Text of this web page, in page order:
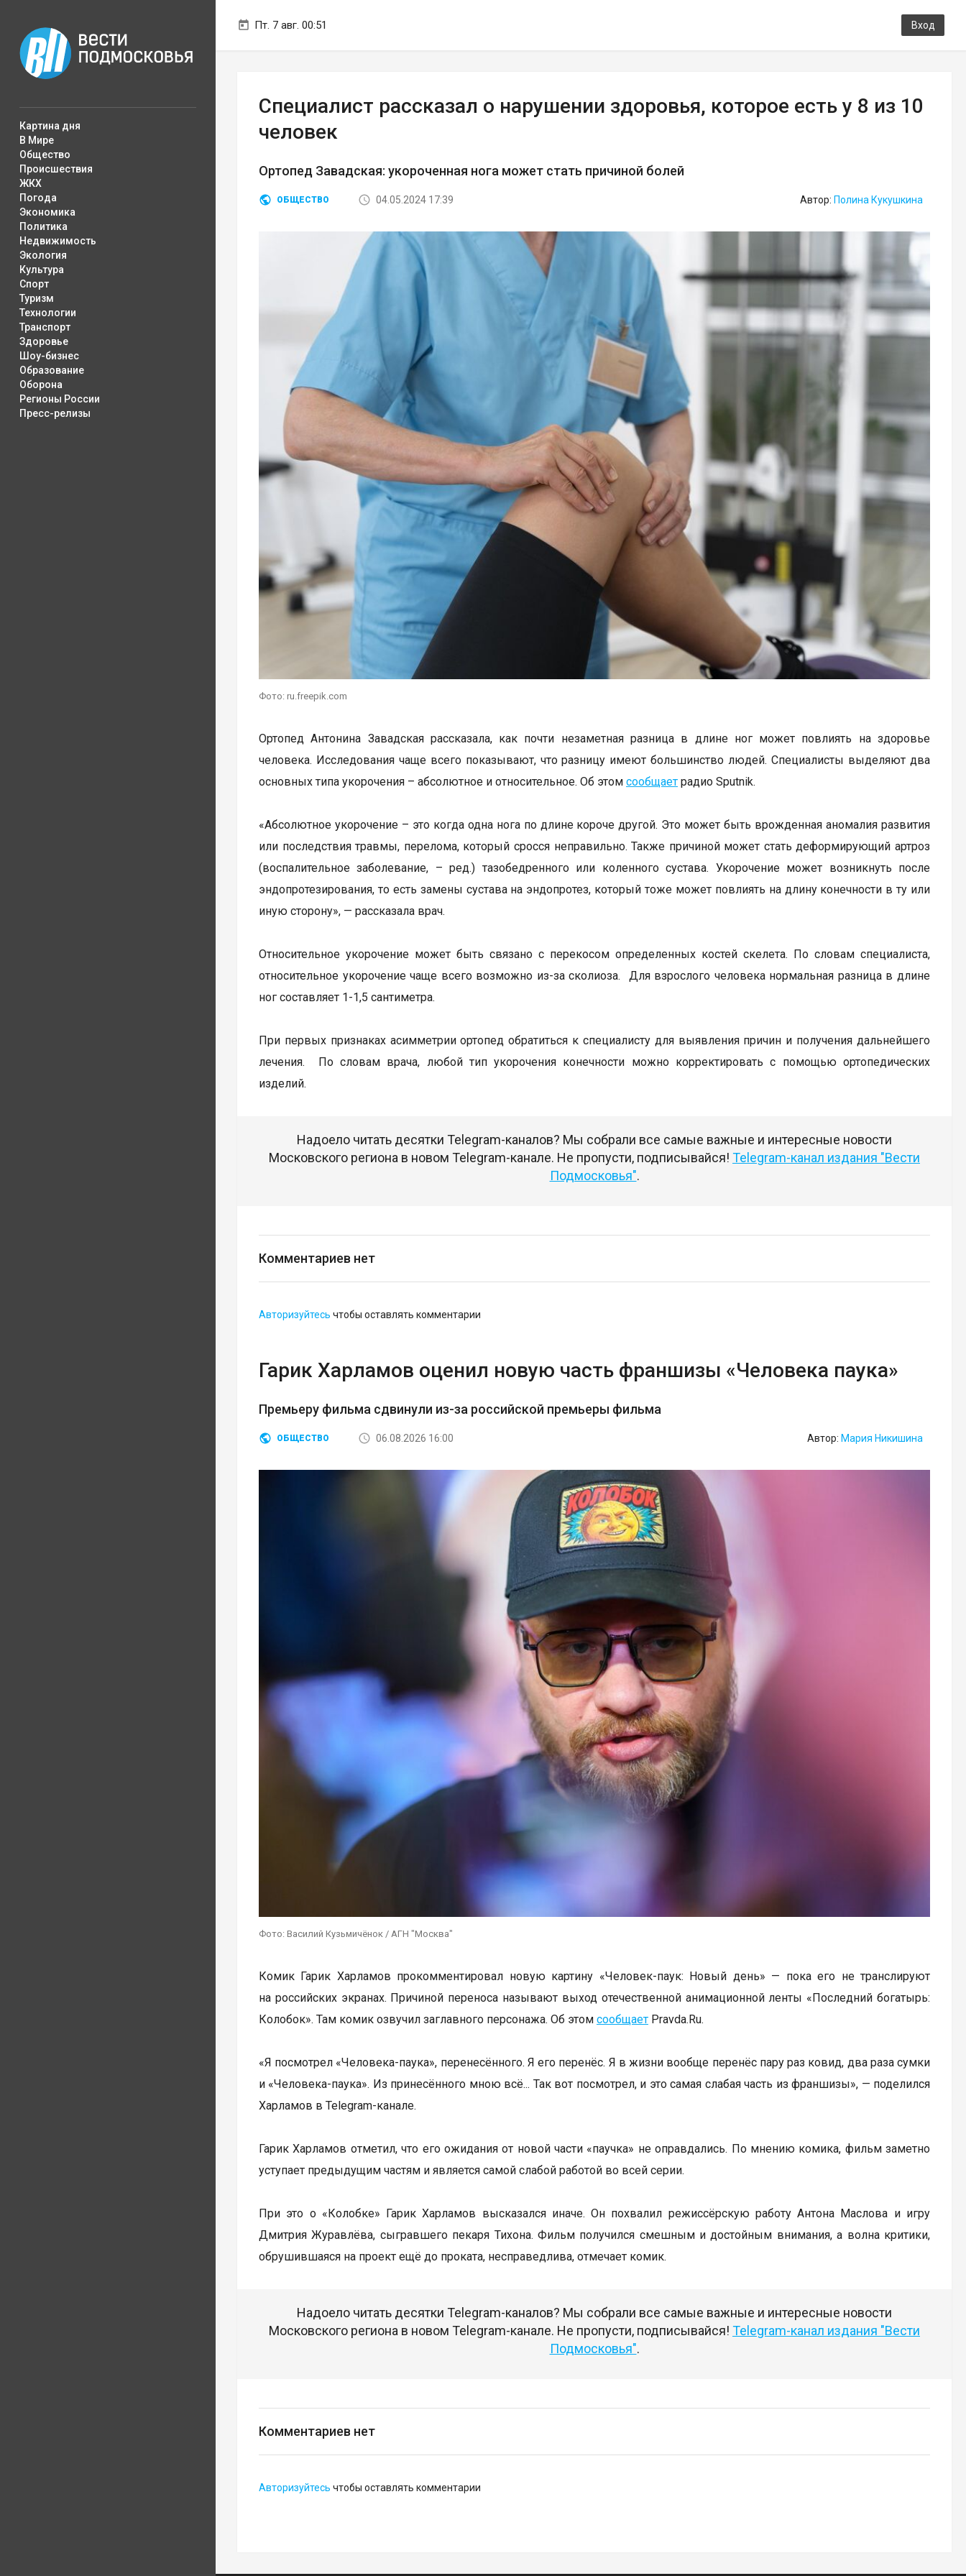
Пт. 7 авг. 00:51 Вход
Картина дня
В Мире
Общество
Происшествия
ЖКХ
Погода
Экономика
Политика
Недвижимость
Экология
Культура
Спорт
Туризм
Технологии
Транспорт
Здоровье
Шоу-бизнес
Образование
Оборона
Регионы России
Пресс-релизы
Специалист рассказал о нарушении здоровья, которое есть у 8 из 10
человек
Ортопед Завадская: укороченная нога может стать причиной болей
ОБЩЕСТВО 04.05.2024 17:39 Автор: Полина Кукушкина
Фото: ru.freepik.com
Ортопед Антонина Завадская рассказала, как почти незаметная разница в длине ног может повлиять на здоровье
человека. Исследования чаще всего показывают, что разницу имеют большинство людей. Специалисты выделяют два
основных типа укорочения – абсолютное и относительное. Об этом сообщает радио Sputnik.
«Абсолютное укорочение – это когда одна нога по длине короче другой. Это может быть врожденная аномалия развития
или последствия травмы, перелома, который сросся неправильно. Также причиной может стать деформирующий артроз
(воспалительное заболевание, – ред.) тазобедренного или коленного сустава. Укорочение может возникнуть после
эндопротезирования, то есть замены сустава на эндопротез, который тоже может повлиять на длину конечности в ту или
иную сторону», — рассказала врач.
Относительное укорочение может быть связано с перекосом определенных костей скелета. По словам специалиста,
относительное укорочение чаще всего возможно из-за сколиоза. Для взрослого человека нормальная разница в длине
ног составляет 1-1,5 сантиметра.
При первых признаках асимметрии ортопед обратиться к специалисту для выявления причин и получения дальнейшего
лечения. По словам врача, любой тип укорочения конечности можно корректировать с помощью ортопедических
изделий.
Надоело читать десятки Telegram-каналов? Мы собрали все самые важные и интересные новости
Московского региона в новом Telegram-канале. Не пропусти, подписывайся! Telegram-канал издания "Вести
Подмосковья".
Комментариев нет
Авторизуйтесь чтобы оставлять комментарии
Гарик Харламов оценил новую часть франшизы «Человека паука»
Премьеру фильма сдвинули из-за российской премьеры фильма
ОБЩЕСТВО 06.08.2026 16:00 Автор: Мария Никишина
Фото: Василий Кузьмичёнок / АГН "Москва"
Комик Гарик Харламов прокомментировал новую картину «Человек-паук: Новый день» — пока его не транслируют
на российских экранах. Причиной переноса называют выход отечественной анимационной ленты «Последний богатырь:
Колобок». Там комик озвучил заглавного персонажа. Об этом сообщает Pravda.Ru.
«Я посмотрел «Человека-паука», перенесённого. Я его перенёс. Я в жизни вообще перенёс пару раз ковид, два раза сумки
и «Человека-паука». Из принесённого мною всё... Так вот посмотрел, и это самая слабая часть из франшизы», — поделился
Харламов в Telegram-канале.
Гарик Харламов отметил, что его ожидания от новой части «паучка» не оправдались. По мнению комика, фильм заметно
уступает предыдущим частям и является самой слабой работой во всей серии.
При это о «Колобке» Гарик Харламов высказался иначе. Он похвалил режиссёрскую работу Антона Маслова и игру
Дмитрия Журавлёва, сыгравшего пекаря Тихона. Фильм получился смешным и достойным внимания, а волна критики,
обрушившаяся на проект ещё до проката, несправедлива, отмечает комик.
Надоело читать десятки Telegram-каналов? Мы собрали все самые важные и интересные новости
Московского региона в новом Telegram-канале. Не пропусти, подписывайся! Telegram-канал издания "Вести
Подмосковья".
Комментариев нет
Авторизуйтесь чтобы оставлять комментарии